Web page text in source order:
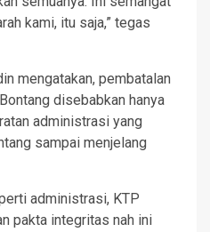
kami, itu saja,” tegas
mengatakan, pembatalan
disebabkan hanya
administrasi yang
sampai menjelang
administrasi, KTP
pakta integritas nah ini